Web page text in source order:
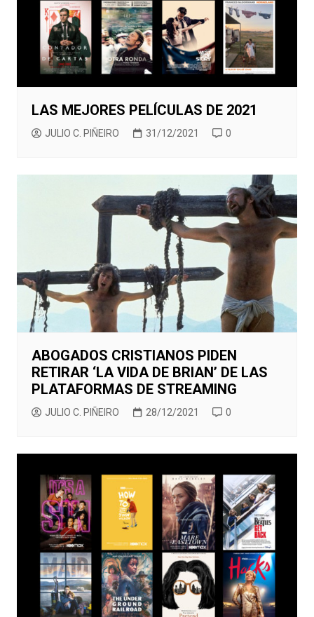
LAS MEJORES PELÍCULAS DE 2021
JULIO C. PIÑEIRO 31/12/2021 0
ABOGADOS CRISTIANOS PIDEN
RETIRAR ‘LA VIDA DE BRIAN’ DE LAS
PLATAFORMAS DE STREAMING
JULIO C. PIÑEIRO 28/12/2021 0